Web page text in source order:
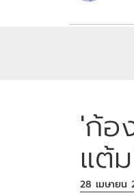
'ก้อ
แต้
28 เมษายน